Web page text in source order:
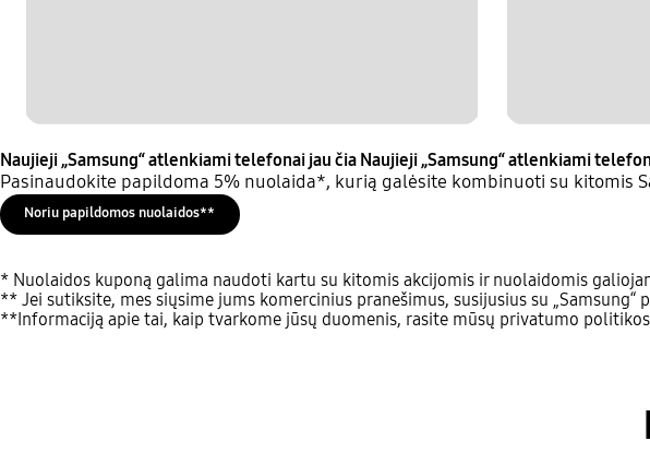
Naujieji „Samsung“ atlenkiami telefonai jau čia Naujieji „Samsung“ atlenkiami
Pasinaudokite papildoma 5% nuolaida*, kurią galėsite kombinuoti su kitomis
Noriu papildomos nuolaidos**
* Nuolaidos kuponą galima naudoti kartu su kitomis akcijomis ir nuolaidomis
** Jei sutiksite, mes siųsime jums komercinius pranešimus, susijusius su
**Informaciją apie tai, kaip tvarkome jūsų duomenis, rasite mūsų privatumo